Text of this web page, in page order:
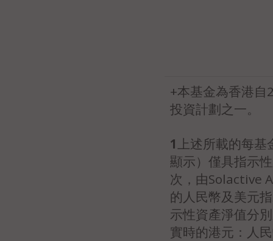
+本基金為香港
投資計劃之一。
1 上述所載的每
顯示）僅具指示
次，由Solactive
的人民幣及美元
示性資產淨值分
實時的港元：人